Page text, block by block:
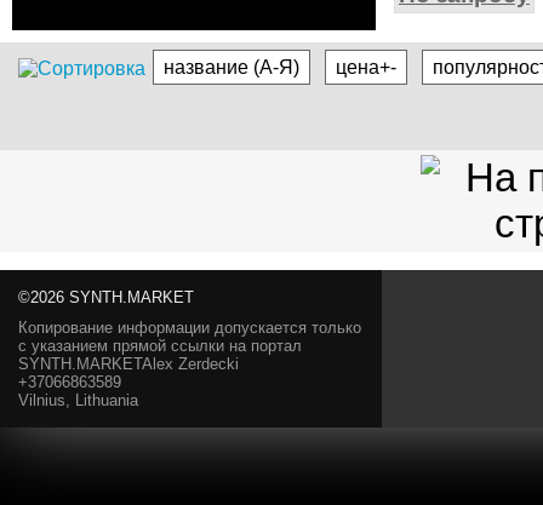
название (А-Я) цена+-
©2026 SYNTH.MARKET
Копирование информации допускается только
с указанием прямой ссылки на портал
SYNTH.MARKETAlex Zerdecki
+37066863589
Vilnius, Lithuania